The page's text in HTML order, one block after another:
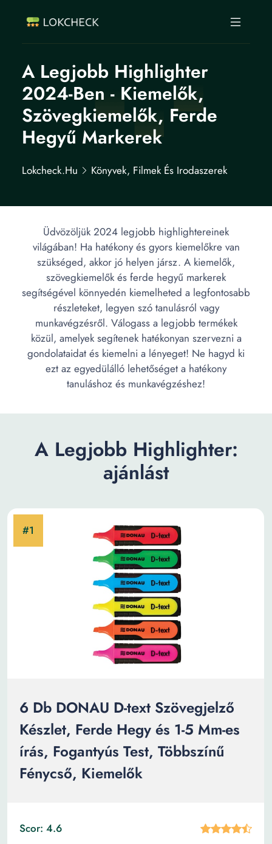
A Legjobb Highlighter
2024-Ben - Kiemelők,
Szövegkiemelők, Ferde
Hegyű Markerek
Lokcheck.hu Könyvek, Filmek És Irodaszerek
Üdvözöljük 2024 legjobb highlightereinek
világában! Ha hatékony és gyors kiemelőkre van
szükséged, akkor jó helyen jársz. A kiemelők,
szövegkiemelők és ferde hegyű markerek
segítségével könnyedén kiemelheted a legfontosabb
részleteket, legyen szó tanulásról vagy
munkavégzésről. Válogass a legjobb termékek
közül, amelyek segítenek hatékonyan szervezni a
gondolataidat és kiemelni a lényeget! Ne hagyd ki
ezt az egyedülálló lehetőséget a hatékony
tanuláshoz és munkavégzéshez!
A Legjobb Highlighter:
ajánlást
6 Db DONAU D-text Szövegjelző
Készlet, Ferde Hegy és 1-5 Mm-es
írás, Fogantyús Test, Többszínű
Fénycső, Kiemelők
Scor: 4.6